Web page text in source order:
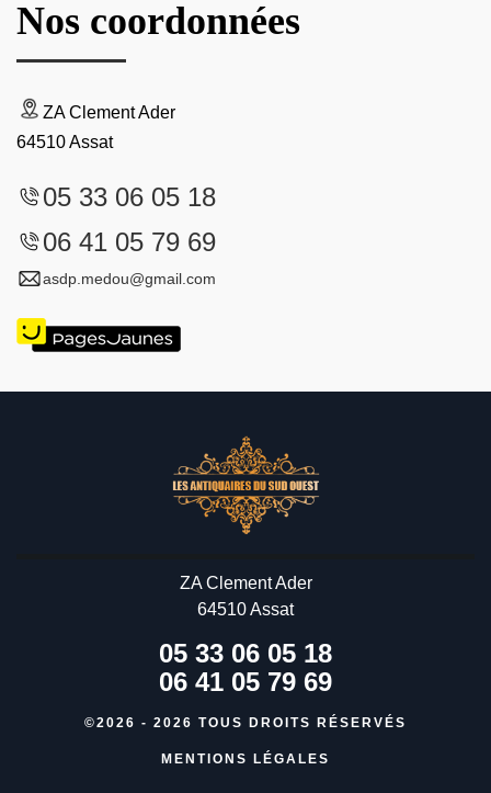
Nos coordonnées
ZA Clement Ader
64510 Assat
05 33 06 05 18
06 41 05 79 69
asdp.medou@gmail.com
ZA Clement Ader
64510 Assat
05 33 06 05 18
06 41 05 79 69
©2026 - 2026 TOUS DROITS RÉSERVÉS
MENTIONS LÉGALES